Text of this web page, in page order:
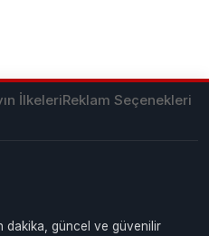
İlkeleriReklam Seçenekleri
dakika, güncel ve güvenilir